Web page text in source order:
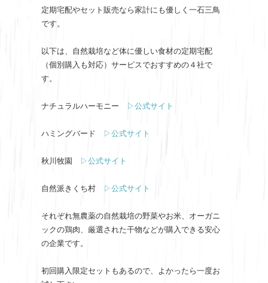
定期宅配やセット販売なら家計にも優しく一石三鳥
です。
以下は、自然栽培など体に優しい食材の定期宅配
（個別購入も対応）サービスでおすすめの４社で
す。
ナチュラルハーモニー ▷公式サイト
ハミングバード ▷公式サイト
秋川牧園 ▷公式サイト
自然派きくち村 ▷公式サイト
それぞれ無農薬の自然栽培の野菜やお米、オーガニ
ックの鶏肉、厳選された干物などが購入できる安心
の企業です。
初回購入限定セットもあるので、よかったら一度お